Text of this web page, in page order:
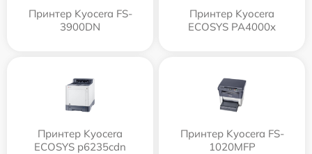
Принтер Kyocera FS-
3900DN
Принтер Kyocera
ECOSYS PA4000x
Принтер Kyocera
ECOSYS p6235cdn
Принтер Kyocera FS-
1020MFP